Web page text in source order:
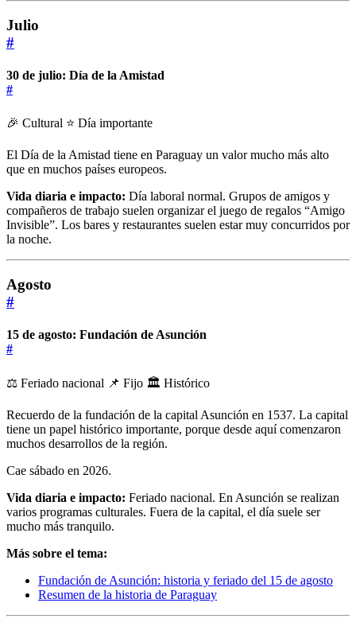
Julio
#
30 de julio: Día de la Amistad
#
🎉 Cultural ⭐ Día importante
El Día de la Amistad tiene en Paraguay un valor mucho más alto
que en muchos países europeos.
Vida diaria e impacto: Día laboral normal. Grupos de amigos y
compañeros de trabajo suelen organizar el juego de regalos “Amigo
Invisible”. Los bares y restaurantes suelen estar muy concurridos por
la noche.
Agosto
#
15 de agosto: Fundación de Asunción
#
⚖️ Feriado nacional 📌 Fijo 🏛️ Histórico
Recuerdo de la fundación de la capital Asunción en 1537. La capital
tiene un papel histórico importante, porque desde aquí comenzaron
muchos desarrollos de la región.
Cae sábado en 2026.
Vida diaria e impacto: Feriado nacional. En Asunción se realizan
varios programas culturales. Fuera de la capital, el día suele ser
mucho más tranquilo.
Más sobre el tema:
Fundación de Asunción: historia y feriado del 15 de agosto
Resumen de la historia de Paraguay